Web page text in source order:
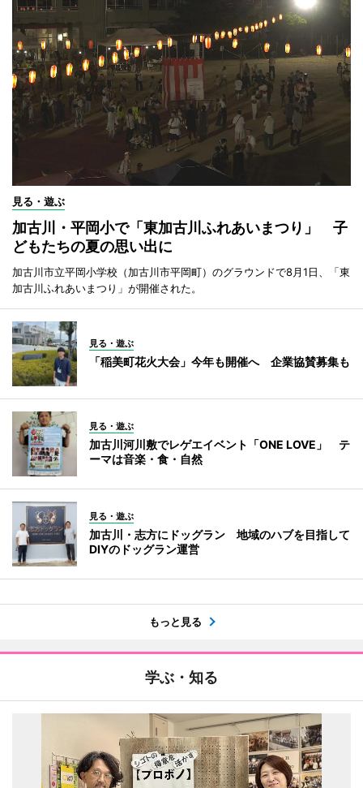
見る・遊ぶ
加古川・平岡小で「東加古川ふれあいまつり」 子
どもたちの夏の思い出に
加古川市立平岡小学校（加古川市平岡町）のグラウンドで8月1日、「東
加古川ふれあいまつり」が開催された。
見る・遊ぶ
「稲美町花火大会」今年も開催へ 企業協賛募集も
見る・遊ぶ
加古川河川敷でレゲエイベント「ONE LOVE」 テ
ーマは音楽・食・自然
見る・遊ぶ
加古川・志方にドッグラン 地域のハブを目指して
DIYのドッグラン運営
もっと見る
学ぶ・知る